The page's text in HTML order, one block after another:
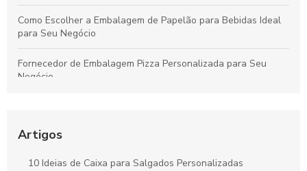
Como Escolher a Embalagem de Papelão para Bebidas Ideal
para Seu Negócio
Fornecedor de Embalagem Pizza Personalizada para Seu
Negócio
festa
Artigos
10 Ideias de Caixa para Salgados Personalizadas